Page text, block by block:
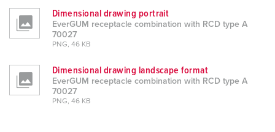
Dimensional drawing portrait
EverGUM receptacle combination with RCD type A
70027
PNG, 46 KB
Dimensional drawing landscape format
EverGUM receptacle combination with RCD type A
70027
PNG, 46 KB